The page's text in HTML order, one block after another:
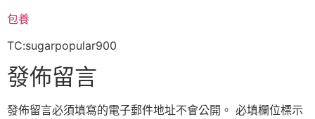
包養
TC:sugarpopular900
發佈留言
發佈留言必須填寫的電子郵件地址不會公開。 必填欄位標示